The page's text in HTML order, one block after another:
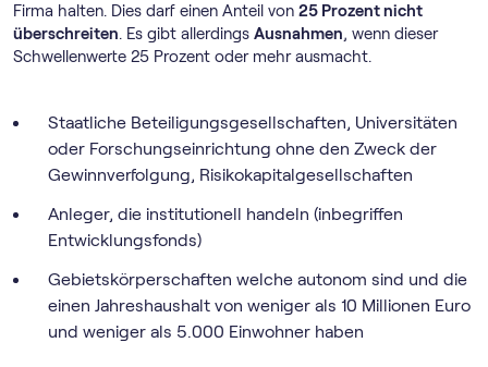
Firma halten. Dies darf einen Anteil von 25 Prozent nicht
überschreiten. Es gibt allerdings Ausnahmen, wenn dieser
Schwellenwerte 25 Prozent oder mehr ausmacht.
Staatliche Beteiligungsgesellschaften, Universitäten
oder Forschungseinrichtung ohne den Zweck der
Gewinnverfolgung, Risikokapitalgesellschaften
Anleger, die institutionell handeln (inbegriffen
Entwicklungsfonds)
Gebietskörperschaften welche autonom sind und die
einen Jahreshaushalt von weniger als 10 Millionen Euro
und weniger als 5.000 Einwohner haben